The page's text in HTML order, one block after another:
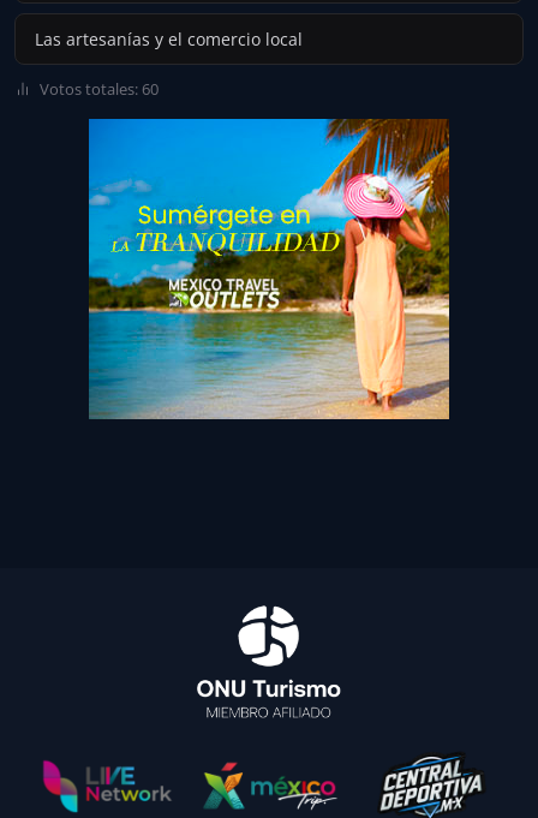
Las artesanías y el comercio local
Votos totales: 60